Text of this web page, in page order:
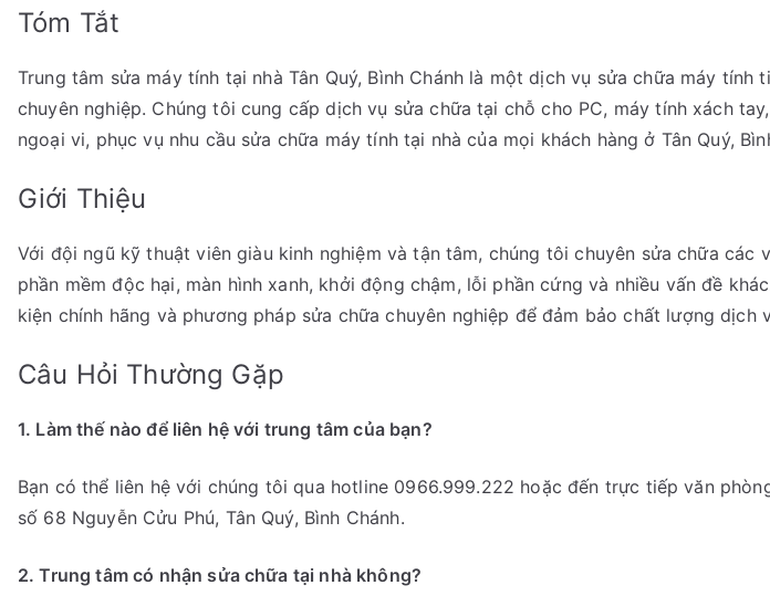
Tóm Tắt
Trung tâm sửa máy tính tại nhà Tân Quý, Bình Chánh là một dịch vụ sửa chữa máy tính
chuyên nghiệp. Chúng tôi cung cấp dịch vụ sửa chữa tại chỗ cho PC, máy tính xách
ngoại vi, phục vụ nhu cầu sửa chữa máy tính tại nhà của mọi khách hàng ở Tân Quý,
Giới Thiệu
Với đội ngũ kỹ thuật viên giàu kinh nghiệm và tận tâm, chúng tôi chuyên sửa chữa các
phần mềm độc hại, màn hình xanh, khởi động chậm, lỗi phần cứng và nhiều vấn đề
kiện chính hãng và phương pháp sửa chữa chuyên nghiệp để đảm bảo chất lượng dịch
Câu Hỏi Thường Gặp
1. Làm thế nào để liên hệ với trung tâm của bạn?
Bạn có thể liên hệ với chúng tôi qua hotline 0966.999.222 hoặc đến trực tiếp văn
số 68 Nguyễn Cửu Phú, Tân Quý, Bình Chánh.
2. Trung tâm có nhận sửa chữa tại nhà không?